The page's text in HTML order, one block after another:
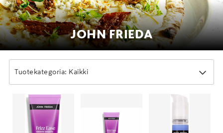
JOHN FRIEDA
Tuotekategoria: Kaikki